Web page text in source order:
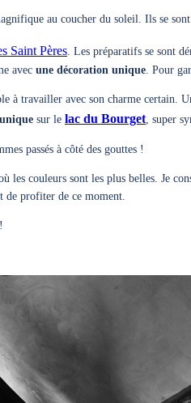
au coucher du soleil. Ils se
Saint Pères. Les préparatifs se sont
avec une décoration unique. Pour
à travailler avec son charme
sur le lac du Bourget, super
passés à côté des gouttes !
les couleurs sont les plus belles. Je
de profiter de ce moment.